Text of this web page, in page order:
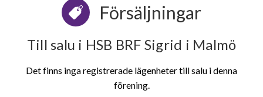
Försäljningar
Till salu i HSB BRF Sigrid i Malmö
Det finns inga registrerade lägenheter till salu i denna
förening.